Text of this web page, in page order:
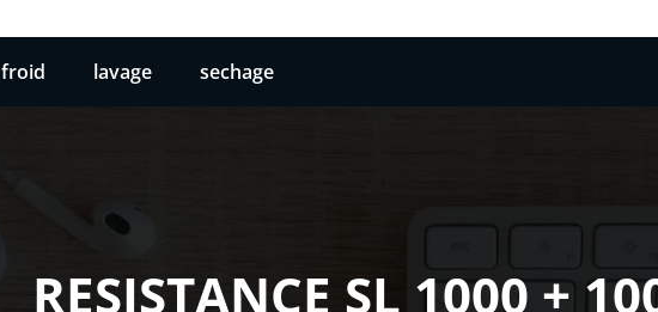
froid lavage sechage
RESISTANCE SL 1000 +